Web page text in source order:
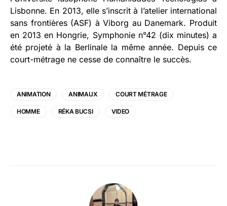
Lisbonne. En 2013, elle s’inscrit à l’atelier international
sans frontières (ASF) à Viborg au Danemark. Produit
en 2013 en Hongrie, Symphonie n°42 (dix minutes) a
été projeté à la Berlinale la même année. Depuis ce
court-métrage ne cesse de connaître le succès.
ANIMATION ANIMAUX COURT MÉTRAGE
HOMME RÉKA BUCSI VIDEO